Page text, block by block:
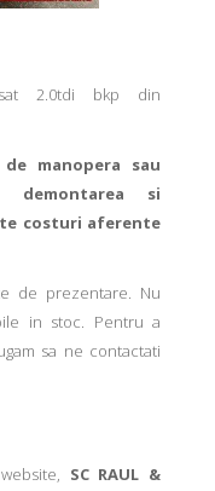
2.0tdi bkp din
manopera sau
demontarea si
costuri aferente
de prezentare. Nu
in stoc. Pentru a
sa ne contactati
SC RAUL &